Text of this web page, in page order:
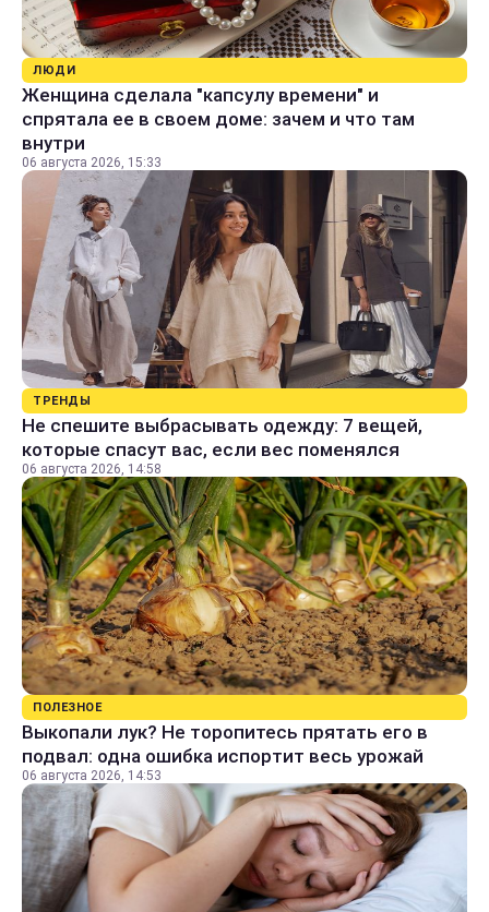
ЛЮДИ
Женщина сделала "капсулу времени" и
спрятала ее в своем доме: зачем и что там
внутри
06 августа 2026, 15:33
ТРЕНДЫ
Не спешите выбрасывать одежду: 7 вещей,
которые спасут вас, если вес поменялся
06 августа 2026, 14:58
ПОЛЕЗНОЕ
Выкопали лук? Не торопитесь прятать его в
подвал: одна ошибка испортит весь урожай
06 августа 2026, 14:53